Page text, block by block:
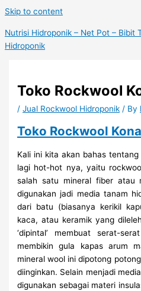
Skip to content
Nutrisi Hidroponik – Net Pot – Bibit
Hidroponik
Toko Rockwool
/Jual Rockwool Hidroponik / By
Toko Rockwool
Kali ini kita akan bahas
lagi hot-hot nya, yaitu
salah satu mineral fiber atau
digunakan jadi media tanam
dari batu (biasanya kerikil
kaca, atau keramik yang
‘dipintal’ membuat serat-
membikin gula kapas arum
mineral wool ini dipotong
diinginkan. Selain menjadi
digunakan sebagai materi